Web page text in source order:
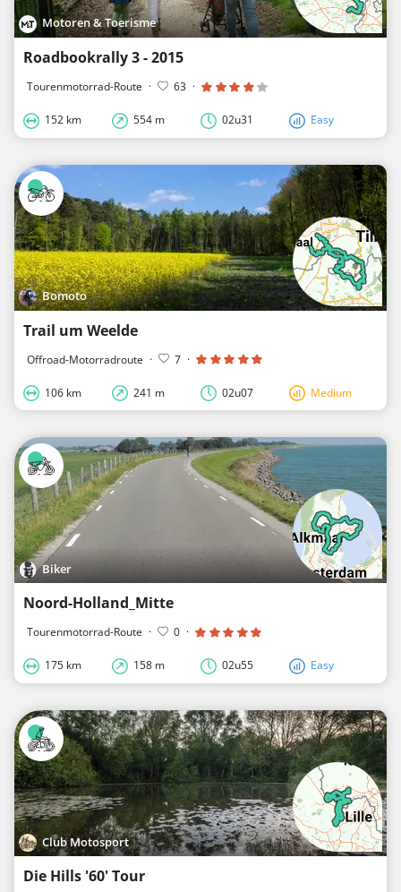
Motoren & Toerisme
Roadbookrally 3 - 2015
Tourenmotorrad-Route · 63 ·
152 km 554 m 02u31 Easy
Bomoto
Trail um Weelde
Offroad-Motorradroute · 7 ·
106 km 241 m 02u07 Medium
Biker
Noord-Holland_Mitte
Tourenmotorrad-Route · 0 ·
175 km 158 m 02u55 Easy
Club Motosport
Die Hills '60' Tour